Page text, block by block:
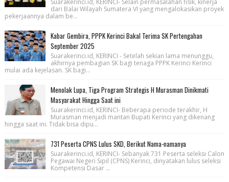
Suarakerinci.id, KERINCI- Selain permasalahan fisik, kinerja
dari Balai Wilayah Sumatera VI yang mengalokasikan proyek
pekerjaannya dalam be...
Kabar Gembira, PPPK Kerinci Bakal Terima SK Pertengahan
September 2025
Suarakerinci.id, KERINCI - Setelah sekian lama menunggu,
akhirnya pembagian SK bagi tenaga PPPK Kerinci Kerinci
mulai ada kejelasan. SK bagi...
Menolak Lupa, Tiga Program Strategis H Murasman Dinikmati
Masyarakat Hingga Saat ini
Suarakerinci.id, KERINCI- Beberapa periode terakhir, H
Murasman menjadi mantan Bupati Kerinci yang dikenang
hingga saat ini. Tidak bisa dipu...
731 Peserta CPNS Lulus SKD, Berikut Nama-namanya
Suarakerinci.id, KERINCI- Sebanyak 731 Peserta seleksi Calon
Pegawai Negeri Sipil (CPNS) Kerinci, dinyatakan lulus seleksi
Kompetensi Dasar ...